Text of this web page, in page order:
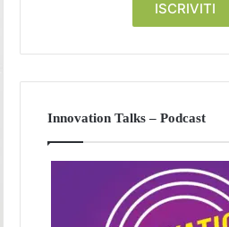
Innovation Talks – Podcast